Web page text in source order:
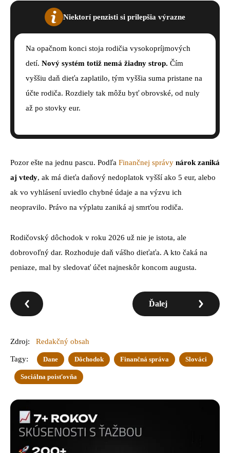
Niektorí penzisti si prilepšia výrazne
Na opačnom konci stoja rodičia vysokopríjmových
detí. Nový systém totiž nemá žiadny strop. Čím
vyššiu daň dieťa zaplatilo, tým vyššia suma pristane na
účte rodiča. Rozdiely tak môžu byť obrovské, od nuly
až po stovky eur.
Pozor ešte na jednu pascu. Podľa Finančnej správy nárok zaniká
aj vtedy, ak má dieťa daňový nedoplatok vyšší ako 5 eur, alebo
ak vo vyhlásení uviedlo chybné údaje a na výzvu ich
neopravilo. Právo na výplatu zaniká aj smrťou rodiča.
Rodičovský dôchodok v roku 2026 už nie je istota, ale
dobrovoľný dar. Rozhoduje daň vášho dieťaťa. A kto čaká na
peniaze, mal by sledovať účet najneskôr koncom augusta.
Ďalej
Zdroj: Redakčný obsah
Tagy: Dane Dôchodok Finančná správa Slováci
Sociálna poisťovňa